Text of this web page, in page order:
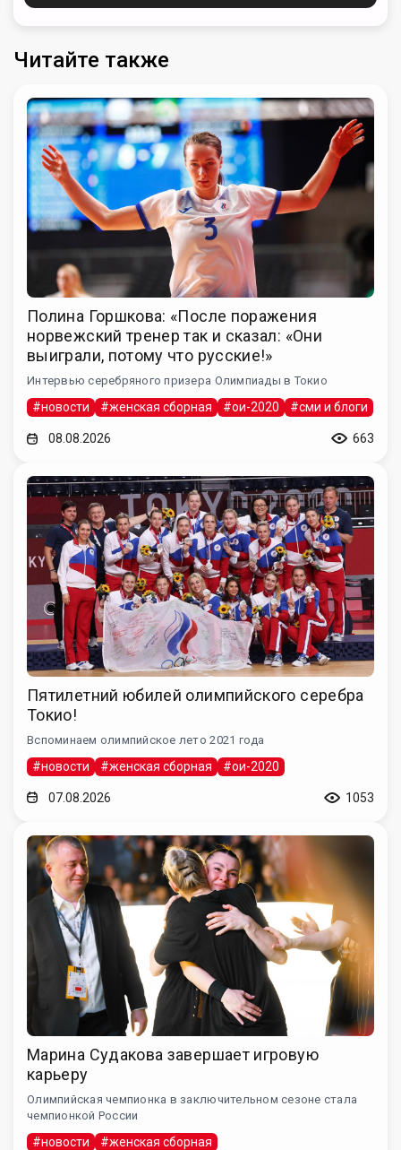
Читайте также
Полина Горшкова: «После поражения
норвежский тренер так и сказал: «Они
выиграли, потому что русские!»
Интервью серебряного призера Олимпиады в Токио
#новости #женская сборная #ои-2020 #сми и блоги
08.08.2026 663
Пятилетний юбилей олимпийского серебра
Токио!
Вспоминаем олимпийское лето 2021 года
#новости #женская сборная #ои-2020
07.08.2026 1053
Марина Судакова завершает игровую
карьеру
Олимпийская чемпионка в заключительном сезоне стала
чемпионкой России
#новости #женская сборная